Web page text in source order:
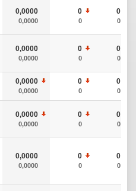
0,0000
0,0000
0
0
0
0
0,0000
0,0000
0
0
0
0
0,0000
0,0000
0
0
0
0
0,0000
0,0000
0
0
0
0
0,0000
0,0000
0
0
0
0